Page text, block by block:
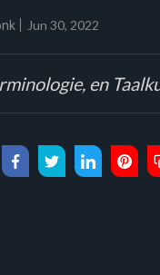
Jun 30, 2022
en